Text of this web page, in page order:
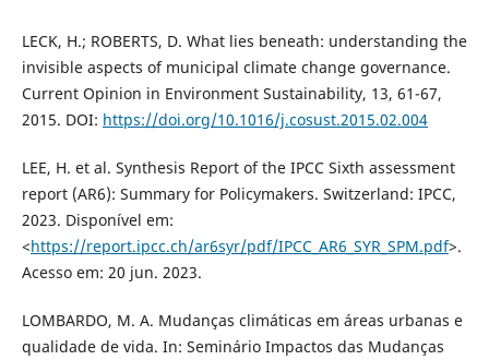
LECK, H.; ROBERTS, D. What lies beneath: understanding the
invisible aspects of municipal climate change governance.
Current Opinion in Environment Sustainability, 13, 61-67,
2015. DOI: https://doi.org/10.1016/j.cosust.2015.02.004
LEE, H. et al. Synthesis Report of the IPCC Sixth assessment
report (AR6): Summary for Policymakers. Switzerland: IPCC,
2023. Disponível em:
<https://report.ipcc.ch/ar6syr/pdf/IPCC_AR6_SYR_SPM.pdf>.
Acesso em: 20 jun. 2023.
LOMBARDO, M. A. Mudanças climáticas em áreas urbanas e
qualidade de vida. In: Seminário Impactos das Mudanças